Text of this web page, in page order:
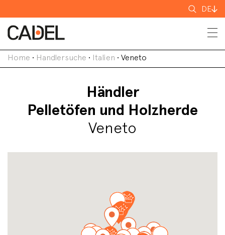
Suchen
nach
DE
Home • Handlersuche • Italien • Veneto
Händler
Pelletöfen und Holzherde
Veneto